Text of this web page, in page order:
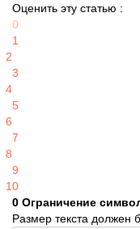
Оценить эту статью :
0
1
2
3
4
5
6
7
8
9
10
0 Ограничение
Размер текста должен